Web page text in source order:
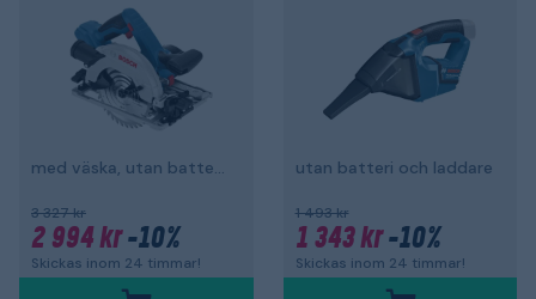
med väska, utan batteri och laddare
3 327 kr
2 994 kr-10%
Skickas inom 24 timmar!
utan batteri och laddare
1 493 kr
1 343 kr-10%
Skickas inom 24 timmar!